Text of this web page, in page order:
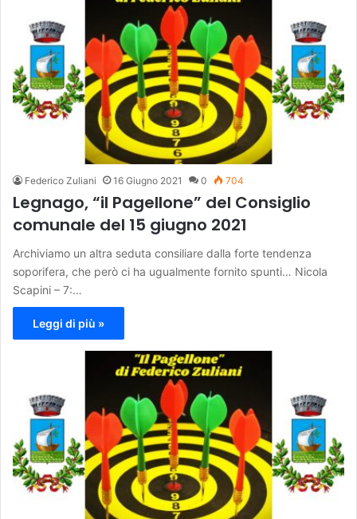
Federico Zuliani 16 Giugno 2021 0 704
Legnago, “il Pagellone” del Consiglio
comunale del 15 giugno 2021
Archiviamo un altra seduta consiliare dalla forte tendenza
soporifera, che però ci ha ugualmente fornito spunti… Nicola
Scapini – 7:…
Leggi di più »